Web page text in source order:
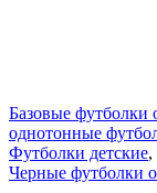
Базовые футболки
однотонные
Футболки детские,
Черные футболки